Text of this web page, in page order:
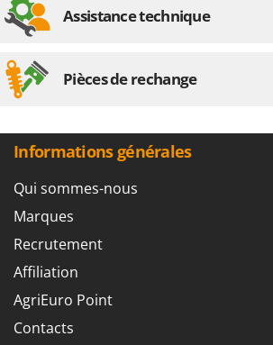
Wolf Garten
Z
Zephir
ZGrills
Zodiac
Zomax
Assistance technique
Pièces de rechange
Informations générales
Qui sommes-nous
Marques
Recrutement
Affiliation
AgriEuro Point
Contacts